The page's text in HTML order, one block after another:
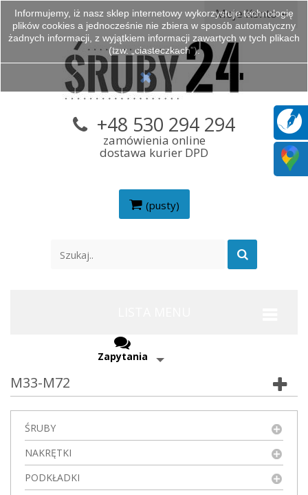
Moje Konto
(pusty)
+48 530 294 294
zamówienia online
dostawa kurier DPD
Zapytania
M33-M72
ŚRUBY
NAKRĘTKI
PODKŁADKI
Informujemy, iż nasz sklep internetowy wykorzystuje technologię
plików cookies a jednocześnie nie zbiera w sposób automatyczny
żadnych informacji, z wyjątkiem informacji zawartych w tych plikach
(tzw. „ciasteczkach”).